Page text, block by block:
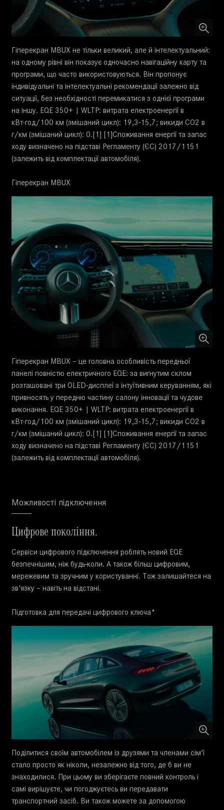
Гіперекран MBUX не тільки великий, але й інтелектуальний:
на одному рівні він показує одночасно навігаційну карту та
програми, що часто використовуються. Він пропонує
індивідуальні та інтелектуальні рекомендації залежно від
ситуації, без необхідності перемикатися з однієї програми
на іншу. EQE 350+ | WLTP: витрата електроенергії в
кВт·год/100 км (змішаний цикл): 19,3-15,7; викиди CO2 в
г/км (змішаний цикл): 0.[1] [1]Споживання енергії та запас
ходу визначено на підставі Регламенту (ЄС) 2017/1151
(залежить від комплектації автомобіля).
Гіперекран MBUX
Гіперекран MBUX – це головна особливість передньої
панелі повністю електричного EQE: за вигнутим склом
розташовані три OLED-дисплеї з інтуїтивним керуванням, які
привносять у передню частину салону інновації та чудове
виконання. EQE 350+ | WLTP: витрата електроенергії в
кВт·год/100 км (змішаний цикл): 19,3-15,7; викиди CO2 в
г/км (змішаний цикл): 0.[1] [1]Споживання енергії та запас
ходу визначено на підставі Регламенту (ЄС) 2017/1151
(залежить від комплектації автомобіля).
Можливості підключення
Цифрове покоління.
Сервіси цифрового підключення роблять новий EQE
безпечнішим, ніж будь-коли. А також більш цифровим,
мережевим та зручним у користуванні. Тож залишайтеся на
зв'язку – навіть на відстані.
Підготовка для передачі цифрового ключа*
Поділитися своїм автомобілем із друзями та членами сім'ї
стало просто як ніколи, незалежно від того, де б ви не
знаходилися. При цьому ви зберігаєте повний контроль і
самі вирішуєте, чи погоджуєтесь ви передавати
транспортний засіб. Ви також можете за допомогою